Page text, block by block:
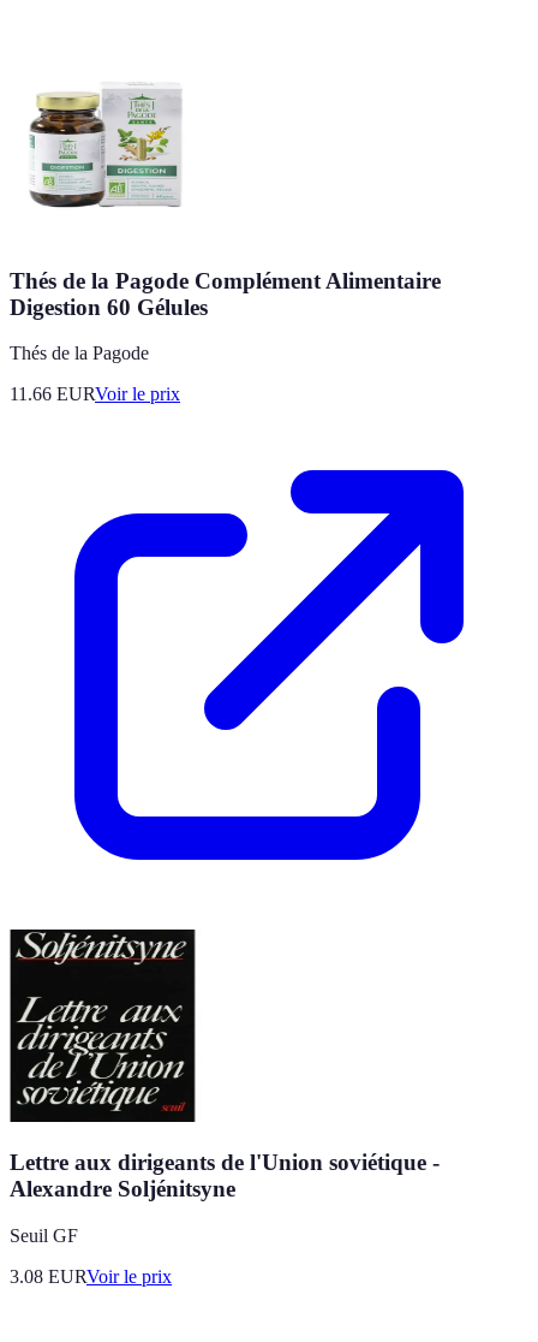
Thés de la Pagode Complément Alimentaire
Digestion 60 Gélules
Thés de la Pagode
11.66 EURVoir le prix
Lettre aux dirigeants de l'Union soviétique -
Alexandre Soljénitsyne
Seuil GF
3.08 EURVoir le prix